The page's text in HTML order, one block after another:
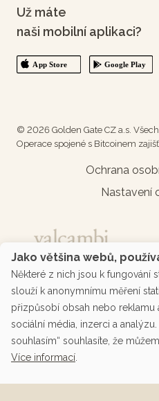
Už máte
naši mobilní aplikaci?
© 2026 Golden Gate CZ a.s.
Operace spojené s Bitcoinem
Ochrana
Nastavení
Podporované
Jako většina webů,
Některé z nich jsou k fungování
slouží k anonymnímu měření
přizpůsobí obsah nebo reklamu
sociální média, inzerci a analýzu.
souhlasím“ souhlasíte, že
Více informací